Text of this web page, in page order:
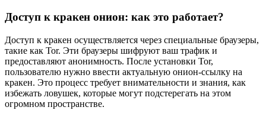
Доступ к кракен онион: как это работает?
Доступ к кракен осуществляется через специальные браузеры,
такие как Tor. Эти браузеры шифруют ваш трафик и
предоставляют анонимность. После установки Tor,
пользователю нужно ввести актуальную онион-ссылку на
кракен. Это процесс требует внимательности и знания, как
избежать ловушек, которые могут подстерегать на этом
огромном пространстве.